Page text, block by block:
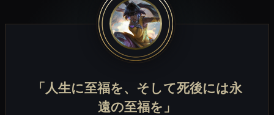
「人生に至福を、そして死後には永
遠の至福を」